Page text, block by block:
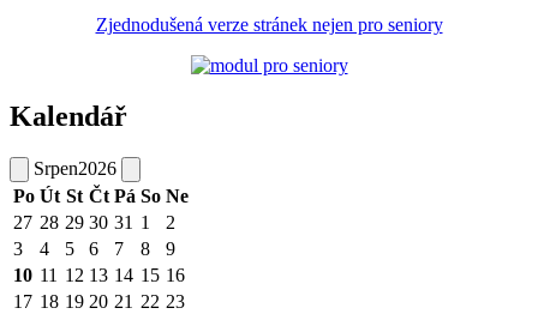
Zjednodušená verze stránek nejen pro seniory
Kalendář
Srpen2026
Po Út St Čt Pá So Ne
27 28 29 30 31 1
2
3
4 5 6 7 8
9
10 11 12 13 14 15 16
17 18 19 20 21 22 23